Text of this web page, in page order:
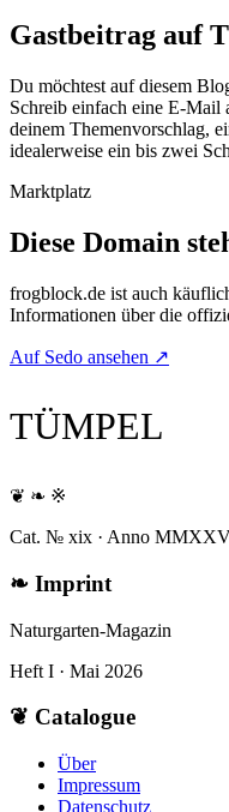
Gastbeitrag auf
Du möchtest auf diesem
Schreib einfach eine E-Mail
deinem Themenvorschlag,
idealerweise ein bis zwei
Marktplatz
Diese Domain
frogblock.de ist auch
Informationen über die
Auf Sedo ansehen ↗
TÜMPEL
❦ ❧ ※
Cat. № xix · Anno
❧ Imprint
Naturgarten-Magazin
Heft I · Mai 2026
❦ Catalogue
Über
Impressum
Datenschutz